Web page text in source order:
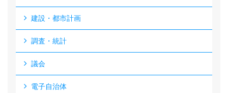
建設・都市計画
調査・統計
議会
電子自治体